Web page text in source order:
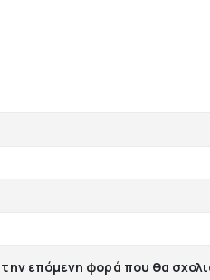
επόμενη φορά που θα